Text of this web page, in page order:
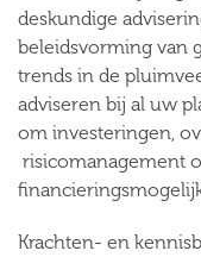
deskundige
beleidsvorming van
trends in de
adviseren bij al uw
om investeringen,
risicomanagement
Krachten- en